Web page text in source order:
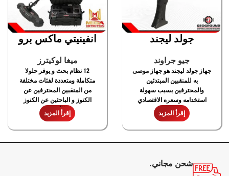
جولد ليجند
جيو جراوند
جهاز جولد ليجند هو جهاز موصى
به للمنقبين المبتدئين
والمحترفين بسبب سهولة
استخدامه وسعره الاقتصادي
إقرأ المزيد
انفينيتي ماكس برو
ميغا لوكيترز
12 نظام بحث و يوفر حلولا
متكاملة ومتعددة لفئات مختلفة
من المنقبين المحترفين عن
الكنوز و الباحثين عن الكنوز
الأثرية
إقرأ المزيد
شحن مجاني.